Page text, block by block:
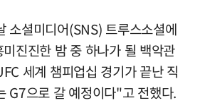
소셜미디어(SNS) 트루스소셜에
진진한 밤 중 하나가 될 백악관
세계 챔피업십 경기가 끝난 직
G7으로 갈 예정이다"고 전했다.